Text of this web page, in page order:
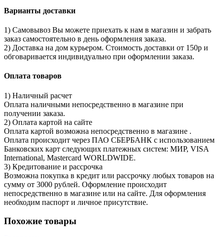
Варианты доставки
1) Самовывоз Вы можете приехать к нам в магазин и забрать
заказ самостоятельно в день оформления заказа.
2) Доставка на дом курьером. Стоимость доставки от 150р и
обговаривается индивидуально при оформлении заказа.
Оплата товаров
1) Наличный расчет
Оплата наличными непосредственно в магазине при
получении заказа.
2) Оплата картой на сайте
Оплата картой возможна непосредственно в магазине .
Оплата происходит через ПАО СБЕРБАНК с использованием
Банковских карт следующих платежных систем: МИР, VISA
International, Mastercard WORLDWIDE.
3) Кредитование и рассрочка
Возможна покупка в кредит или рассрочку любых товаров на
сумму от 3000 рублей. Оформление происходит
непосредственно в магазине или на сайте. Для оформления
необходим паспорт и личное присутствие.
Похожие товары